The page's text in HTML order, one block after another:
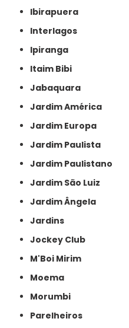
Ibirapuera
Interlagos
Ipiranga
Itaim Bibi
Jabaquara
Jardim América
Jardim Europa
Jardim Paulista
Jardim Paulistano
Jardim São Luiz
Jardim Ângela
Jardins
Jockey Club
M'Boi Mirim
Moema
Morumbi
Parelheiros